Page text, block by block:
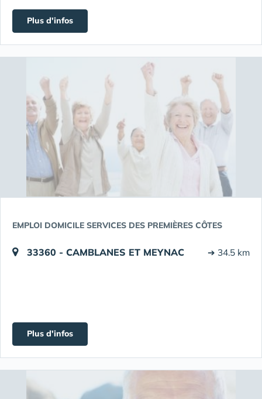
Plus d'infos
EMPLOI DOMICILE SERVICES DES PREMIÈRES CÔTES
33360 - CAMBLANES ET MEYNAC ➔ 34.5 km
Plus d'infos